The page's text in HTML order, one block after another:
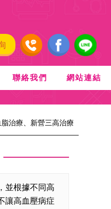
聯絡我們 網站連結
治療、新營三高治療
並根據不同高
讓高血壓病症